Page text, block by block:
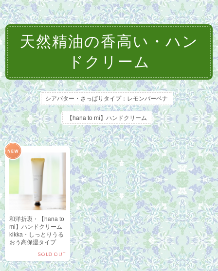
天然精油の香高い・ハン
ドクリーム
シアバター・さっぱりタイプ：レモンバーベナ
【hana to mi】ハンドクリーム
和洋折衷・【hana to
mi】ハンドクリーム
kikka・しっとりうる
おう高保湿タイプ
SOLD OUT